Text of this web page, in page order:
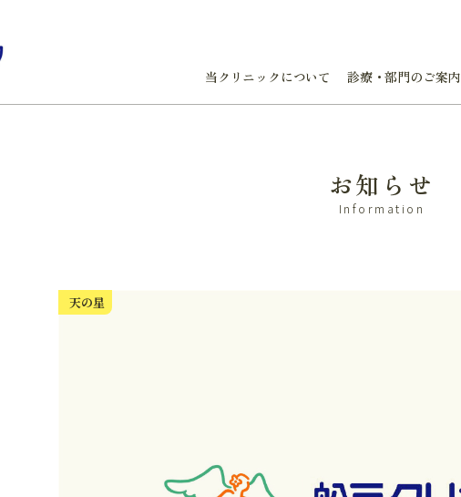
当クリニックについて 診療・部門のご案内
お知らせ
Information
天の星